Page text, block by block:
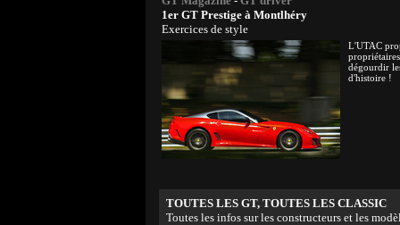
1er GT Prestige à Montlhéry
Exercices de style
L'UTAC
dégourdir
d'histoire !
TOUTES LES GT, TOUTES LES CLASSIC
Toutes les infos sur les constructeurs et les